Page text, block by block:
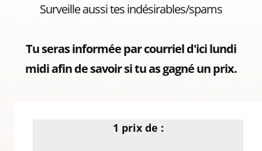
Surveille aussi tes indésirables/spams
Tu seras informée par courriel d'ici lundi
midi afin de savoir si tu as gagné un prix.
1 prix de :